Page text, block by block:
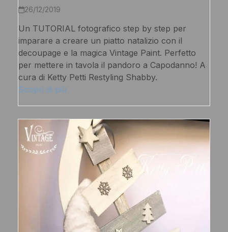
26/12/2019
Un TUTORIAL fotografico step by step per
imparare a creare un piatto natalizio con il
decoupage e la magica Vintage Paint. Perfetto
per mettere in tavola il pandoro a Capodanno! A
cura di Ketty Petti Restyling Shabby.
Scopri di più